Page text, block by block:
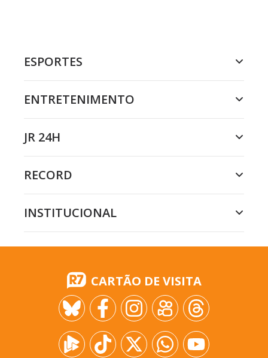
ESPORTES
ENTRETENIMENTO
JR 24H
RECORD
INSTITUCIONAL
CARTÃO DE VISITA